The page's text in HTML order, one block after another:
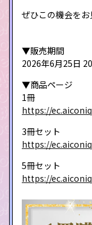
ぜひこの機会をお
▼販売期間
2026年6月25日
▼商品ページ
1冊
https://
3冊セット
https://
5冊セット
https://